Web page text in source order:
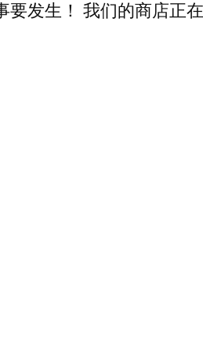
要发生！ 我们的商店正